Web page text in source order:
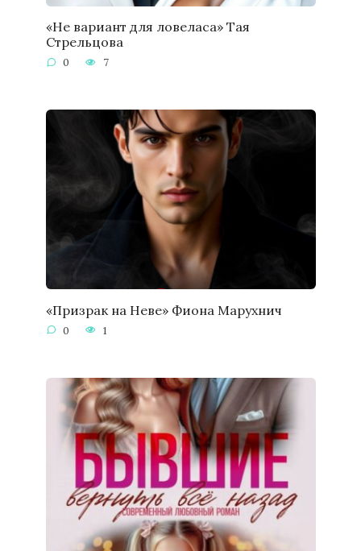
«Не вариант для ловеласа» Тая
Стрельцова
0 7
«Призрак на Неве» Фиона Марухнич
0 1